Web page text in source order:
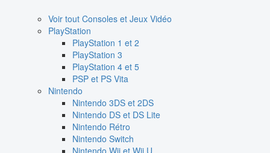
Voir tout Consoles et Jeux Vidéo
PlayStation
PlayStation 1 et 2
PlayStation 3
PlayStation 4 et 5
PSP et PS Vita
Nintendo
Nintendo 3DS et 2DS
Nintendo DS et DS Lite
Nintendo Rétro
Nintendo Switch